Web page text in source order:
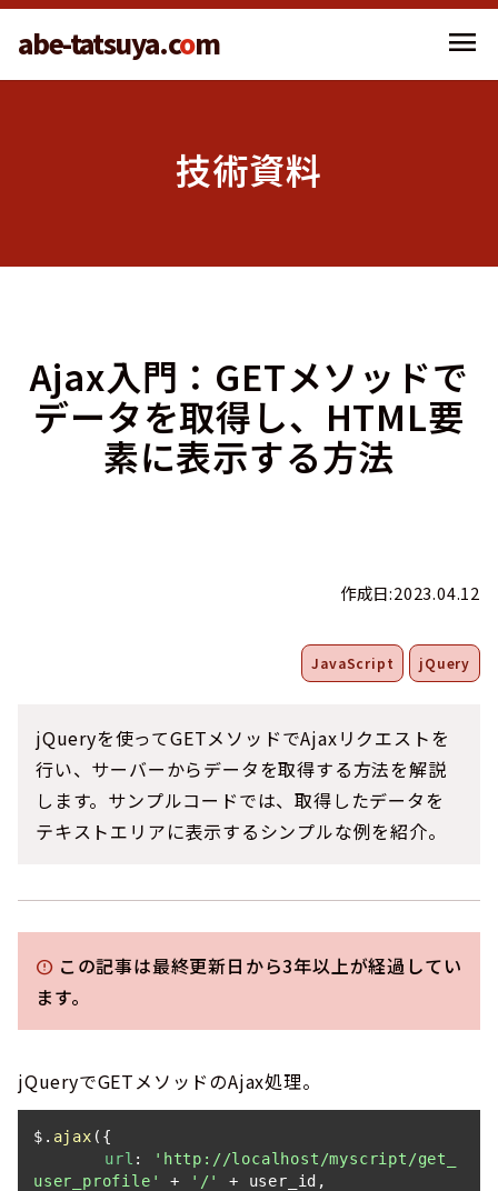
abe-tatsuya.com menu
技術資料
Ajax入門：GETメソッドで
データを取得し、HTML要
素に表示する方法
作成日:2023.04.12
JavaScript jQuery
jQueryを使ってGETメソッドでAjaxリクエストを
行い、サーバーからデータを取得する方法を解説
します。サンプルコードでは、取得したデータを
テキストエリアに表示するシンプルな例を紹介。
error この記事は最終更新日から3年以上が経過してい
ます。
jQueryでGETメソッドのAjax処理。
$. ajax ({
url :
'http://localhost/myscript/get_
user_profile'
+ '/'
+ user_id,